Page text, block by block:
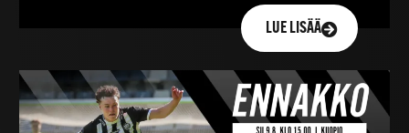
LUE LISÄÄ